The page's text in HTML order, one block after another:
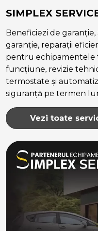
SIMPLEX
Beneficiezi de
garanție, reparații
pentru echipamentele
funcțiune, revizie
termostate și
siguranță pe termen
Vezi toate